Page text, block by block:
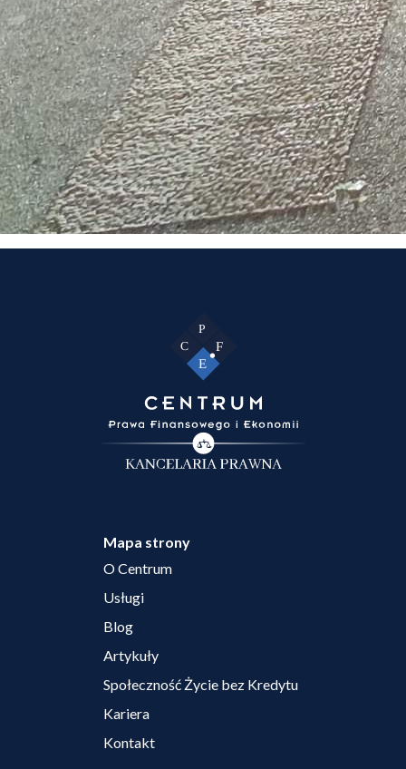
Mapa strony
O Centrum
Usługi
Blog
Artykuły
Społeczność Życie bez Kredytu
Kariera
Kontakt